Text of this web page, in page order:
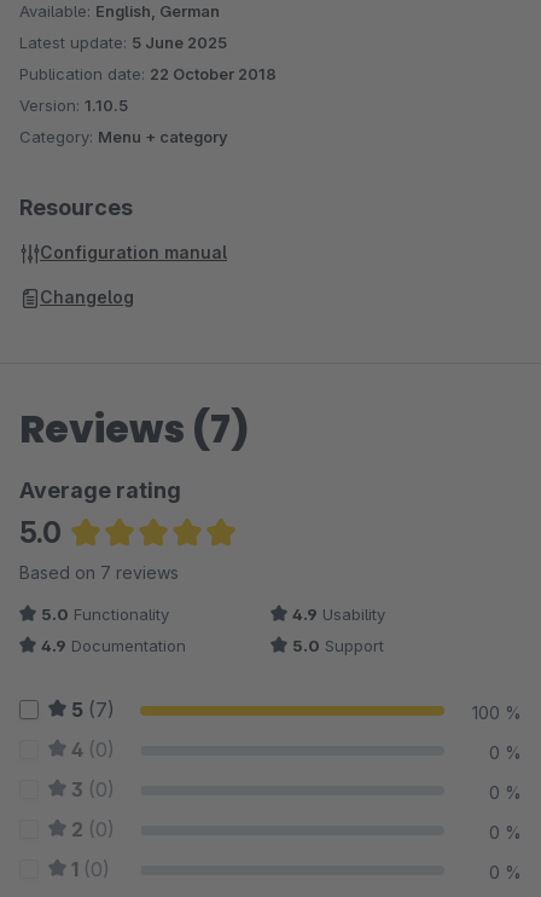
Available: English, German
Latest update: 5 June 2025
Publication date: 22 October 2018
Version: 1.10.5
Category: Menu + category
Resources
Configuration manual
Changelog
Reviews (7)
Average rating
5.0
Average rating of 5 out of 5 stars
Based on 7 reviews
5.0 Functionality 4.9 Usability
4.9 Documentation 5.0 Support
5 (7) 100 %
4 (0) 0 %
3 (0) 0 %
2 (0) 0 %
1 (0) 0 %